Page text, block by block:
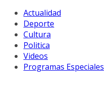
Actualidad
Deporte
Cultura
Politica
Videos
Programas Especiales